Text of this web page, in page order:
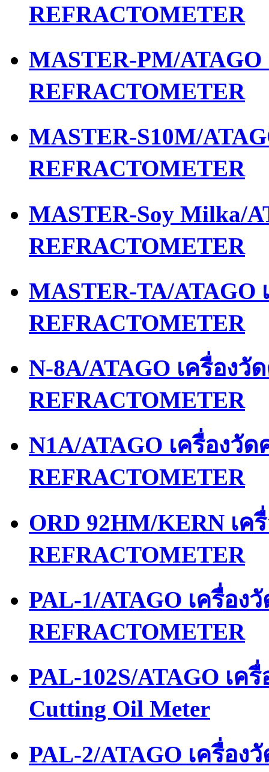
REFRACTOMETER
MASTER-PM/
REFRACTOMETER
MASTER-S10M/
REFRACTOMETER
MASTER-Soy Milka/
REFRACTOMETER
MASTER-TA/
REFRACTOMETER
N-8A/ATAGO เครื่อง
REFRACTOMETER
N1A/ATAGO เครื่องวั
REFRACTOMETER
ORD 92HM/KERN เ
REFRACTOMETER
PAL-1/ATAGO เครื่อ
REFRACTOMETER
PAL-102S/ATAGO เ
Cutting Oil Meter
PAL-2/ATAGO เครื่อง